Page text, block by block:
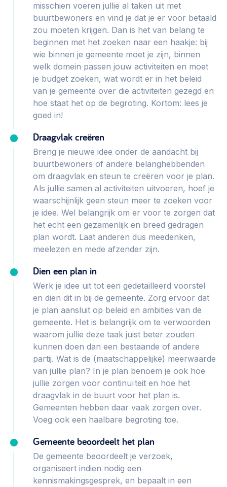
Wijkaanpak
Werken aan de wijk, ABCD, WijkWijzer >
Weerbare gemeenschappen
Voorbereiden op crisis, noodsteunpunten,
ontmoetingsplekken >
Buurtenergie
Energiecollectieven, buurt vergroenen, SDG >
Meebeslissen
Uitdaagrecht, gemeenschapsfondsen, lokale democratie >
Samenwerken en lokale politiek
Lobbyen, invloed uitoefenen, maatschappelijke impact >
Omgevingswet en gebiedsontwikkeling
invoering omgevingswet, participatie,
gebiedsontwikkeling>
misschien voeren jullie al taken uit met
buurtbewoners en vind je dat je er voor betaald
zou moeten krijgen. Dan is het van belang te
beginnen met het zoeken naar een haakje: bij
wie binnen je gemeente moet je zijn, binnen
welk domein passen jouw activiteiten en moet
je budget zoeken, wat wordt er in het beleid
van je gemeente over die activiteiten gezegd en
hoe staat het op de begroting. Kortom: lees je
goed in!
Draagvlak creëren
Breng je nieuwe idee onder de aandacht bij
buurtbewoners of andere belanghebbenden
om draagvlak en steun te creëren voor je plan.
Als jullie samen al activiteiten uitvoeren, hoef je
waarschijnlijk geen steun meer te zoeken voor
je idee. Wel belangrijk om er voor te zorgen dat
het echt een gezamenlijk en breed gedragen
plan wordt. Laat anderen dus meedenken,
meelezen en mede afzender zijn.
Dien een plan in
Werk je idee uit tot een gedetailleerd voorstel
en dien dit in bij de gemeente. Zorg ervoor dat
je plan aansluit op beleid en ambities van de
gemeente. Het is belangrijk om te verwoorden
waarom jullie deze taak juist beter zouden
kunnen doen dan een bestaande of andere
partij. Wat is de (maatschappelijke) meerwaarde
van jullie plan? In je plan benoem je ook hoe
jullie zorgen voor continuïteit en hoe het
draagvlak in de buurt voor het plan is.
Gemeenten hebben daar vaak zorgen over.
Voeg ook een haalbare begroting toe.
Gemeente beoordeelt het plan
De gemeente beoordeelt je verzoek,
organiseert indien nodig een
kennismakingsgesprek, en bepaalt in een